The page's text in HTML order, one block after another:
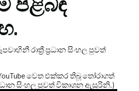
රාත්‍රී ප්‍රධාන සිංහල පුවත්
වෙත එක්කර තිබූ තෝරාගත්
සිංහල පුවත් විකාශන ඇසුරිනි.)